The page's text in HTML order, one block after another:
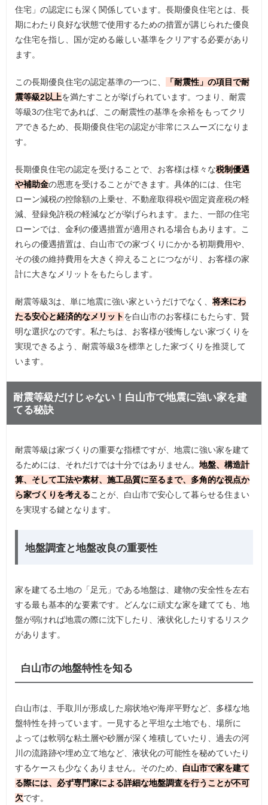
住宅」の認定にも深く関係しています。長期優良住宅とは、長
期にわたり良好な状態で使用するための措置が講じられた優良
な住宅を指し、国が定める厳しい基準をクリアする必要があり
ます。
この長期優良住宅の認定基準の一つに、
「耐震性」の項目で耐
震等級2以上を満たすことが挙げられています。つまり、耐震
等級3の住宅であれば、この耐震性の基準を余裕をもってクリ
アできるため、長期優良住宅の認定が非常にスムーズになりま
す。
長期優良住宅の認定を受けることで、お客様は様々な税制優遇
や補助金の恩恵を受けることができます。具体的には、住宅
ローン減税の控除額の上乗せ、不動産取得税や固定資産税の軽
減、登録免許税の軽減などが挙げられます。また、一部の住宅
ローンでは、金利の優遇措置が適用される場合もあります。こ
れらの優遇措置は、白山市での家づくりにかかる初期費用や、
その後の維持費用を大きく抑えることにつながり、お客様の家
計に大きなメリットをもたらします。
耐震等級3は、単に地震に強い家というだけでなく、将来にわ
たる安心と経済的なメリットを白山市のお客様にもたらす、賢
明な選択なのです。私たちは、お客様が後悔しない家づくりを
実現できるよう、耐震等級3を標準とした家づくりを推奨して
います。
耐震等級だけじゃない！白山市で地震に強い家を建
てる秘訣
耐震等級は家づくりの重要な指標ですが、地震に強い家を建て
るためには、それだけでは十分ではありません。地盤、構造計
算、そして工法や素材、施工品質に至るまで、多角的な視点か
ら家づくりを考えることが、白山市で安心して暮らせる住まい
を実現する鍵となります。
地盤調査と地盤改良の重要性
家を建てる土地の「足元」である地盤は、建物の安全性を左右
する最も基本的な要素です。どんなに頑丈な家を建てても、地
盤が弱ければ地震の際に沈下したり、液状化したりするリスク
があります。
白山市の地盤特性を知る
白山市は、手取川が形成した扇状地や海岸平野など、多様な地
盤特性を持っています。一見すると平坦な土地でも、場所に
よっては軟弱な粘土層や砂層が深く堆積していたり、過去の河
川の流路跡や埋め立て地など、液状化の可能性を秘めていたり
するケースも少なくありません。そのため、 白山市で家を建て
る際には、必ず専門家による詳細な地盤調査を行うことが不可
欠です。